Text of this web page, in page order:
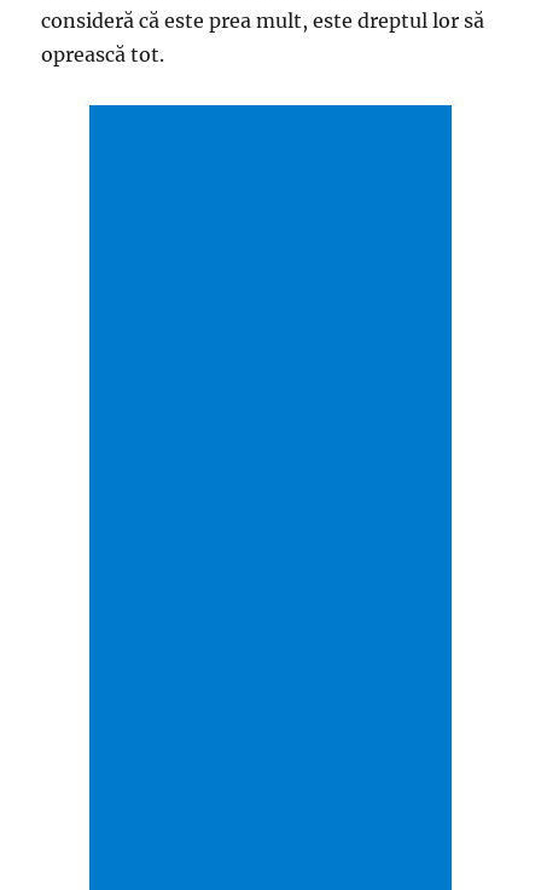
consideră că este prea mult, este dreptul lor să
oprească tot.